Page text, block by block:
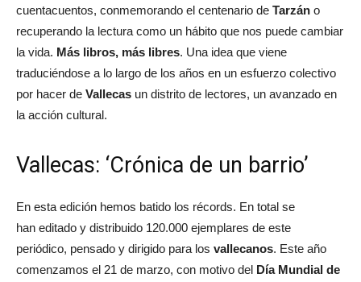
cuentacuentos, conmemorando el centenario de Tarzán o
recuperando la lectura como un hábito que nos puede cambiar
la vida. Más libros, más libres. Una idea que viene
traduciéndose a lo largo de los años en un esfuerzo colectivo
por hacer de Vallecas un distrito de lectores, un avanzado en
la acción cultural.
Vallecas: ‘Crónica de un barrio’
En esta edición hemos batido los récords. En total se
han editado y distribuido 120.000 ejemplares de este
periódico, pensado y dirigido para los vallecanos. Este año
comenzamos el 21 de marzo, con motivo del Día Mundial de